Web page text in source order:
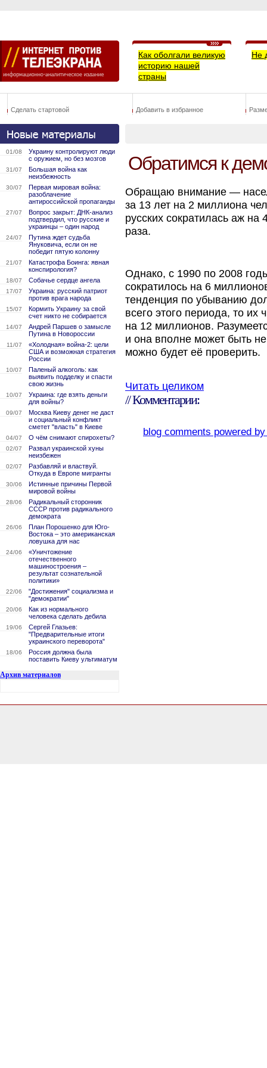
Как оболгали великую
историю нашей
страны
Не
Сделать стартовой Добавить в избранное
01/08
Украину контролируют люди
с оружием, но без мозгов
31/07
Большая война как
неизбежность
30/07
Первая мировая война:
разоблачение
антироссийской пропаганды
27/07
Вопрос закрыт: ДНК-анализ
подтвердил, что русские и
украинцы – один народ
24/07
Путина ждет судьба
Януковича, если он не
победит пятую колонну
21/07
Катастрофа Боинга: явная
конспирология?
18/07 Собачье сердце ангела
17/07
Украина: русский патриот
против врага народа
15/07
Кормить Украину за свой
счет никто не собирается
14/07
Андрей Паршев о замысле
Путина в Новороссии
11/07
«Холодная» война-2: цели
США и возможная стратегия
России
10/07
Паленый алкоголь: как
выявить подделку и спасти
свою жизнь
10/07
Украина: где взять деньги
для войны?
09/07
Москва Киеву денег не даст
и социальный конфликт
сметет "власть" в Киеве
04/07 О чём снимают спирохеты?
02/07
Развал украинской хуны
неизбежен
02/07
Разбавляй и властвуй.
Откуда в Европе мигранты
30/06
Истинные причины Первой
мировой войны
28/06
Радикальный сторонник
СССР против радикального
демократа
26/06
План Порошенко для Юго-
Востока – это американская
ловушка для нас
24/06
«Уничтожение
отечественного
машиностроения –
результат сознательной
политики»
22/06
"Достижения" социализма и
"демократии"
20/06
Как из нормального
человека сделать дебила
19/06
Сергей Глазьев:
"Предварительные итоги
украинского переворота"
18/06
Россия должна была
поставить Киеву ультиматум
Архив материалов
Обратимся к
Обращаю внимание —
за 13 лет на 2 миллиона
русских сократилась аж
раза.
Однако, с 1990 по 2008
сократилось на 6
тенденция по убыванию
всего этого периода, то их
на 12 миллионов.
и она вполне может быть
можно будет её проверить.
Читать целиком
// Комментарии:
blog comments powered